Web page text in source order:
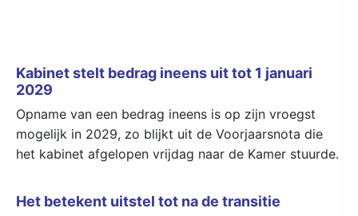
Kabinet stelt bedrag ineens uit tot 1 januari
2029
Opname van een bedrag ineens is op zijn vroegst
mogelijk in 2029, zo blijkt uit de Voorjaarsnota die
het kabinet afgelopen vrijdag naar de Kamer stuurde.
Het betekent uitstel tot na de transitie